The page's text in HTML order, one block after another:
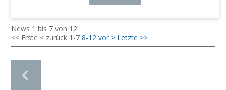
News 1 bis 7 von 12
<< Erste < zurück 1-7 8-12 vor > Letzte >>